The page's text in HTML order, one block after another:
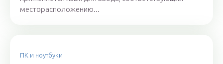
месторасположению...
ПК и ноутбуки